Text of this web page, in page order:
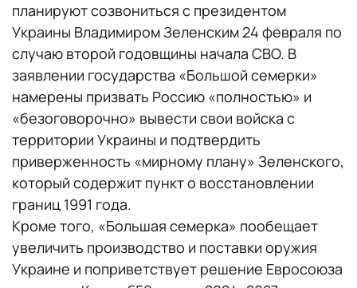
планируют созвониться с президентом
Украины Владимиром Зеленским 24 февраля по
случаю второй годовщины начала СВО. В
заявлении государства «Большой семерки»
намерены призвать Россию «полностью» и
«безоговорочно» вывести свои войска с
территории Украины и подтвердить
приверженность «мирному плану» Зеленского,
который содержит пункт о восстановлении
границ 1991 года.
Кроме того, «Большая семерка» пообещает
увеличить производство и поставки оружия
Украине и поприветствует решение Евросоюза